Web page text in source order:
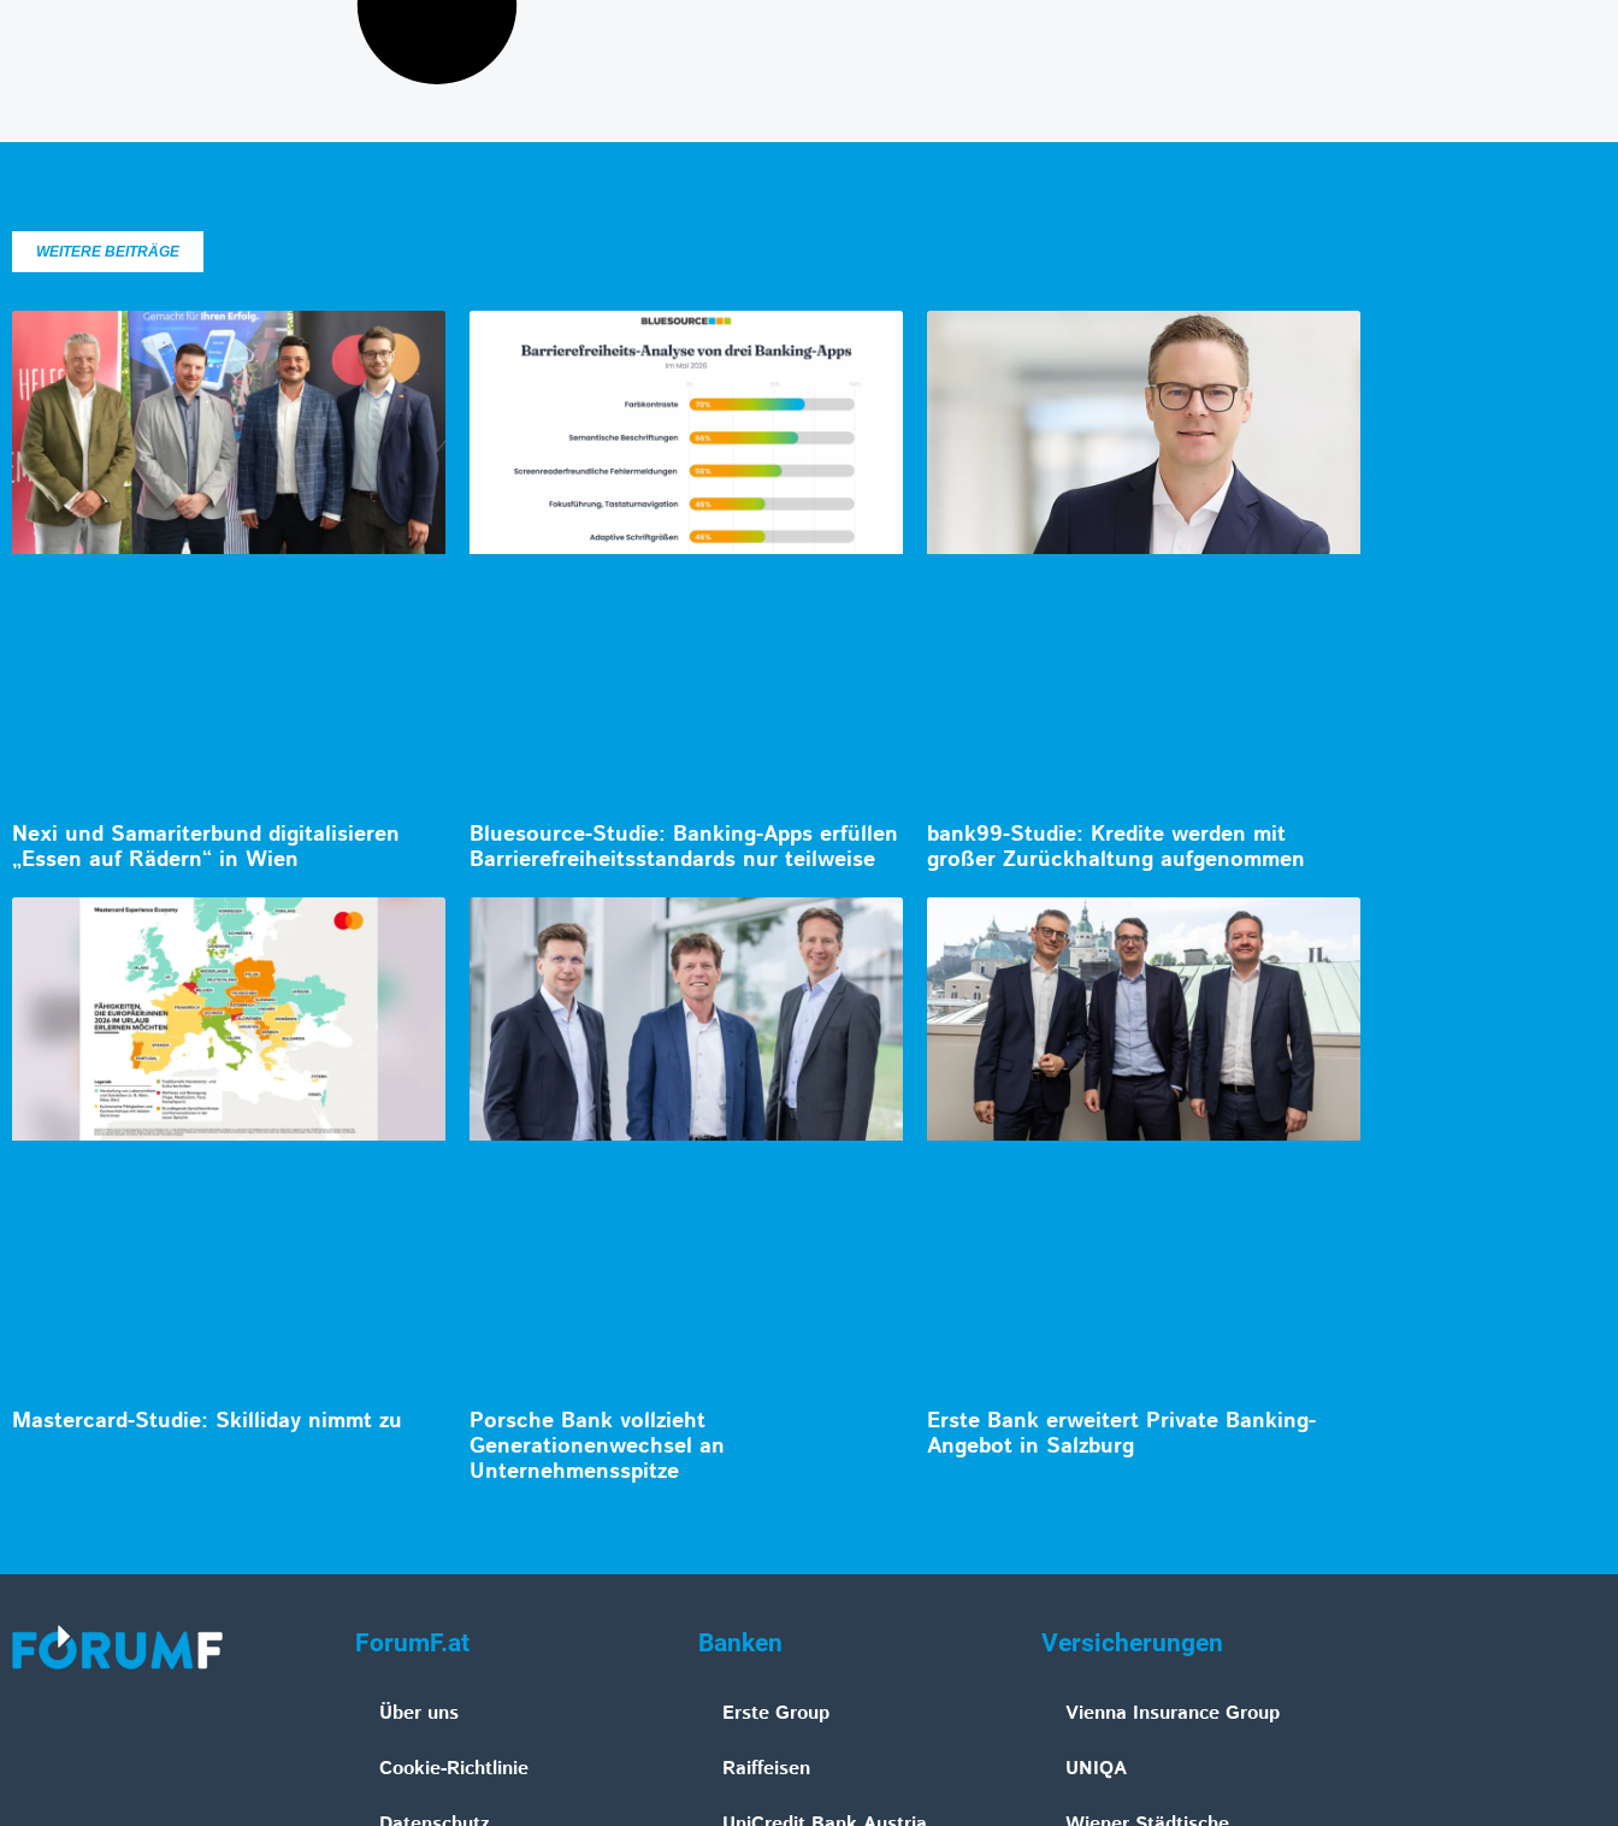
WEITERE BEITRÄGE
Nexi und Samariterbund digitalisieren
„Essen auf Rädern“ in Wien
Bluesource-Studie: Banking-Apps erfüllen
Barrierefreiheitsstandards nur teilweise
bank99-Studie: Kredite werden mit
großer Zurückhaltung aufgenommen
Mastercard-Studie: Skilliday nimmt zu
Porsche Bank vollzieht
Generationenwechsel an
Unternehmensspitze
Erste Bank erweitert Private Banking-
Angebot in Salzburg
ForumF.at
Über uns
Cookie-Richtlinie
Banken
Erste Group
Raiffeisen
Versicherungen
Vienna Insurance Group
UNIQA